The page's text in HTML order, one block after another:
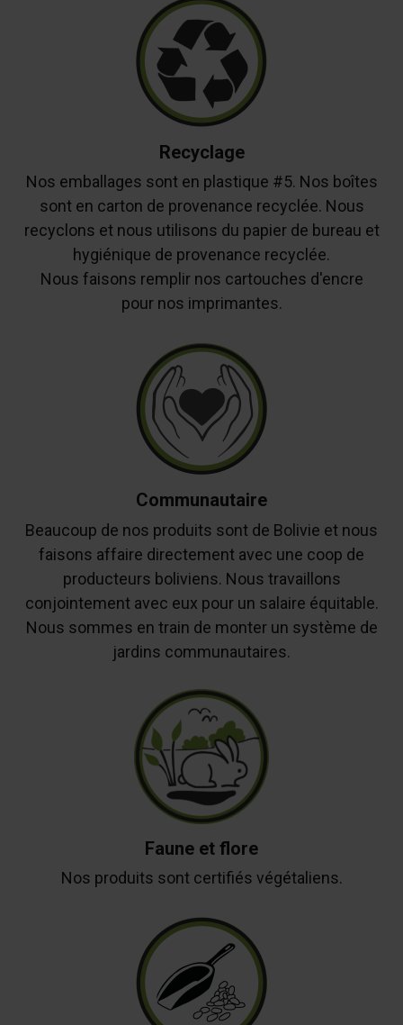
Recyclage
Nos emballages sont en plastique #5. Nos boîtes
sont en carton de provenance recyclée. Nous
recyclons et nous utilisons du papier de bureau et
hygiénique de provenance recyclée.
Nous faisons remplir nos cartouches d'encre
pour nos imprimantes.
Communautaire
Beaucoup de nos produits sont de Bolivie et nous
faisons affaire directement avec une coop de
producteurs boliviens. Nous travaillons
conjointement avec eux pour un salaire équitable.
Nous sommes en train de monter un système de
jardins communautaires.
Faune et flore
Nos produits sont certifiés végétaliens.